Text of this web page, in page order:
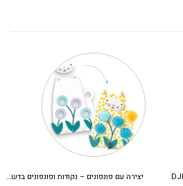
יצירה עם פונפונים – נקודות ופונפונים בדשא DJECO